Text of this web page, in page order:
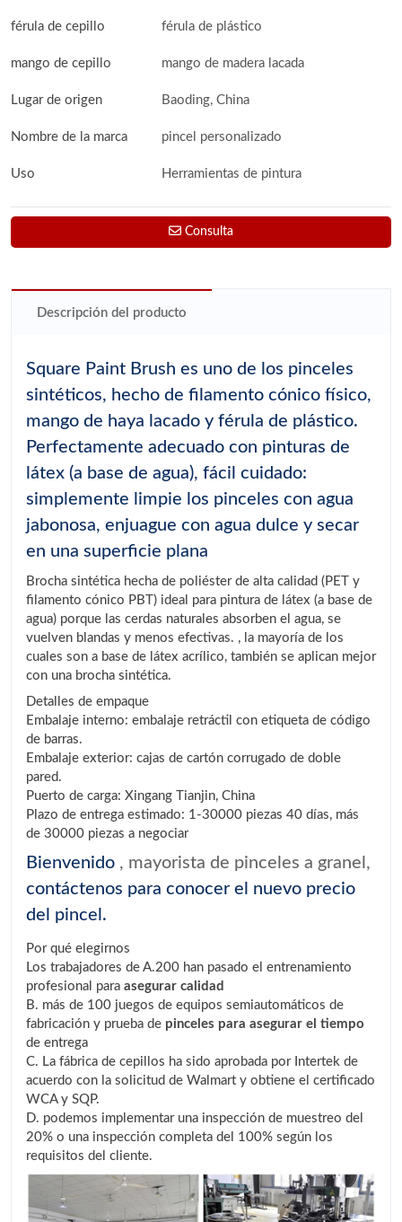
férula de cepillo férula de plástico
mango de cepillo mango de madera lacada
Lugar de origen Baoding, China
Nombre de la marca pincel personalizado
Uso Herramientas de pintura
Consulta
Descripción del producto
Square Paint Brush es uno de los pinceles
sintéticos, hecho de filamento cónico físico,
mango de haya lacado y férula de plástico.
Perfectamente adecuado con pinturas de
látex (a base de agua), fácil cuidado:
simplemente limpie los pinceles con agua
jabonosa, enjuague con agua dulce y secar
en una superficie plana
Brocha sintética hecha de poliéster de alta calidad (PET y
filamento cónico PBT) ideal para pintura de látex (a base de
agua) porque las cerdas naturales absorben el agua, se
vuelven blandas y menos efectivas. , la mayoría de los
cuales son a base de látex acrílico, también se aplican mejor
con una brocha sintética.
Detalles de empaque
Embalaje interno: embalaje retráctil con etiqueta de código
de barras.
Embalaje exterior: cajas de cartón corrugado de doble
pared.
Puerto de carga: Xingang Tianjin, China
Plazo de entrega estimado: 1-30000 piezas 40 días, más
de 30000 piezas a negociar
Bienvenido , mayorista de pinceles a granel,
contáctenos para conocer el nuevo precio
del pincel.
Por qué elegirnos
Los trabajadores de A.200 han pasado el entrenamiento
profesional para asegurar calidad
B. más de 100 juegos de equipos semiautomáticos de
fabricación y prueba de pinceles para asegurar el tiempo
de entrega
C. La fábrica de cepillos ha sido aprobada por Intertek de
acuerdo con la solicitud de Walmart y obtiene el certificado
WCA y SQP.
D. podemos implementar una inspección de muestreo del
20% o una inspección completa del 100% según los
requisitos del cliente.